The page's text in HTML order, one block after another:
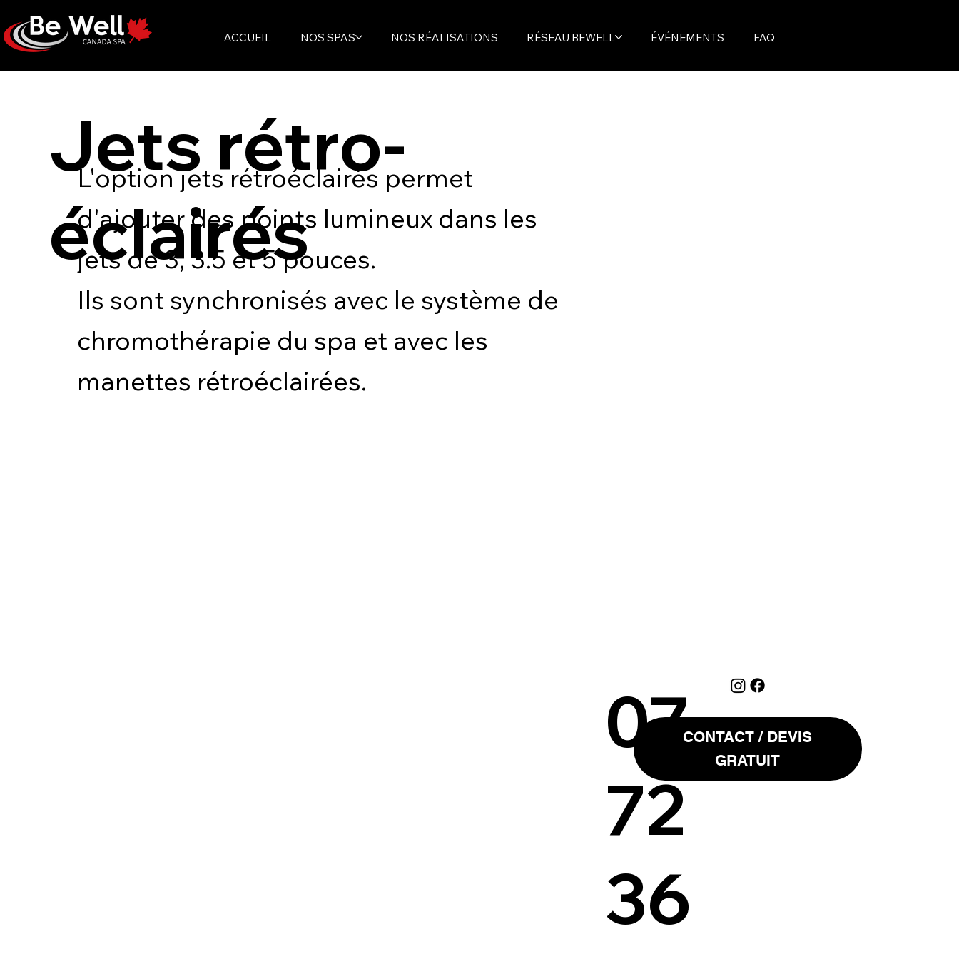
ACCUEIL NOS SPAS NOS RÉALISATIONS RÉSEAU BEWELL ÉVÉNEMENTS FAQ
Jets rétro-
éclairés
L'option jets rétroéclairés permet
d'ajouter des points lumineux dans les
jets de 3, 3.5 et 5 pouces.
Ils sont synchronisés avec le système de
chromothérapie du spa et avec les
manettes rétroéclairées.
CONTACT / DEVIS
GRATUIT
07
72
36